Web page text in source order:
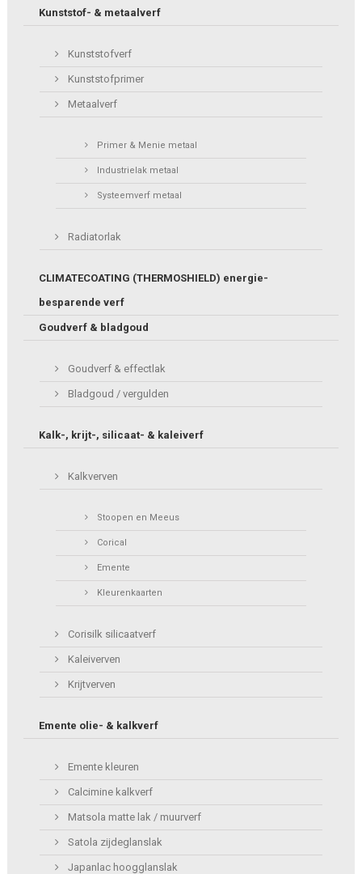
Kunststof- & metaalverf
Kunststofverf
Kunststofprimer
Metaalverf
Primer & Menie metaal
Industrielak metaal
Systeemverf metaal
Radiatorlak
CLIMATECOATING (THERMOSHIELD) energie-
besparende verf
Goudverf & bladgoud
Goudverf & effectlak
Bladgoud / vergulden
Kalk-, krijt-, silicaat- & kaleiverf
Kalkverven
Stoopen en Meeus
Corical
Emente
Kleurenkaarten
Corisilk silicaatverf
Kaleiverven
Krijtverven
Emente olie- & kalkverf
Emente kleuren
Calcimine kalkverf
Matsola matte lak / muurverf
Satola zijdeglanslak
Japanlac hoogglanslak